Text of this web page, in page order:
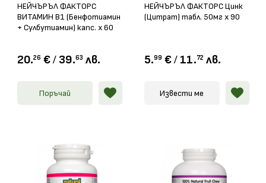
НЕЙЧЪРЪЛ ФАКТОРС
ВИТАМИН В1 (Бенфотиамин
+ Сулбутиамин) капс. х 60
20.26 € / 39.63 лв.
Поръчай
НЕЙЧЪРЪЛ ФАКТОРС Цинк
(Цитрат) табл. 50мг х 90
5.99 € / 11.72 лв.
Извести ме